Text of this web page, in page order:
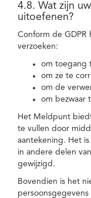
4.8. Wat zijn
uitoefenen?
Conform de
verzoeken:
om toegang
om ze te
om de
om bezwaar
Het Meldpunt
te vullen door
aantekening. Het
in andere delen
gewijzigd.
Bovendien is het